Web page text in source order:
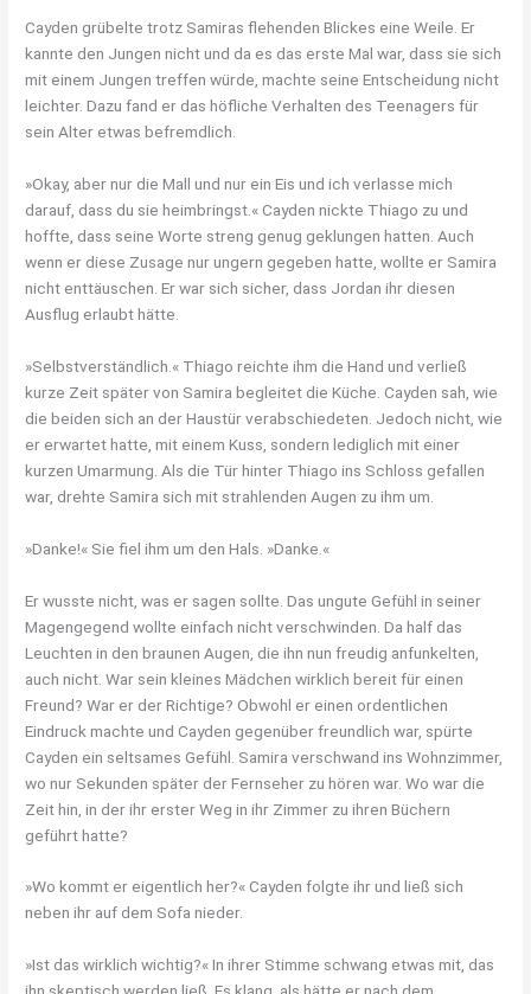
Cayden grübelte trotz Samiras flehenden Blickes eine Weile. Er
kannte den Jungen nicht und da es das erste Mal war, dass sie sich
mit einem Jungen treffen würde, machte seine Entscheidung nicht
leichter. Dazu fand er das höfliche Verhalten des Teenagers für
sein Alter etwas befremdlich.
»Okay, aber nur die Mall und nur ein Eis und ich verlasse mich
darauf, dass du sie heimbringst.« Cayden nickte Thiago zu und
hoffte, dass seine Worte streng genug geklungen hatten. Auch
wenn er diese Zusage nur ungern gegeben hatte, wollte er Samira
nicht enttäuschen. Er war sich sicher, dass Jordan ihr diesen
Ausflug erlaubt hätte.
»Selbstverständlich.« Thiago reichte ihm die Hand und verließ
kurze Zeit später von Samira begleitet die Küche. Cayden sah, wie
die beiden sich an der Haustür verabschiedeten. Jedoch nicht, wie
er erwartet hatte, mit einem Kuss, sondern lediglich mit einer
kurzen Umarmung. Als die Tür hinter Thiago ins Schloss gefallen
war, drehte Samira sich mit strahlenden Augen zu ihm um.
»Danke!« Sie fiel ihm um den Hals. »Danke.«
Er wusste nicht, was er sagen sollte. Das ungute Gefühl in seiner
Magengegend wollte einfach nicht verschwinden. Da half das
Leuchten in den braunen Augen, die ihn nun freudig anfunkelten,
auch nicht. War sein kleines Mädchen wirklich bereit für einen
Freund? War er der Richtige? Obwohl er einen ordentlichen
Eindruck machte und Cayden gegenüber freundlich war, spürte
Cayden ein seltsames Gefühl. Samira verschwand ins Wohnzimmer,
wo nur Sekunden später der Fernseher zu hören war. Wo war die
Zeit hin, in der ihr erster Weg in ihr Zimmer zu ihren Büchern
geführt hatte?
»Wo kommt er eigentlich her?« Cayden folgte ihr und ließ sich
neben ihr auf dem Sofa nieder.
»Ist das wirklich wichtig?« In ihrer Stimme schwang etwas mit, das